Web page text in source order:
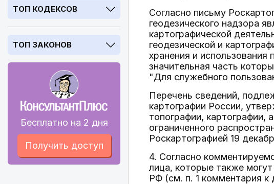
ТОП КОДЕКСОВ
ТОП ЗАКОНОВ
Бесплатно на 2 дня
Получить доступ
Согласно письму
геодезического надзора
картографической
геодезической и
хранения и
значительная часть
"Для служебного
Перечень сведений,
картографии России,
топографии, картографии,
ограниченного
Роскартографией 19
4. Согласно
лица, которые также
РФ (см. п. 1 комментария к